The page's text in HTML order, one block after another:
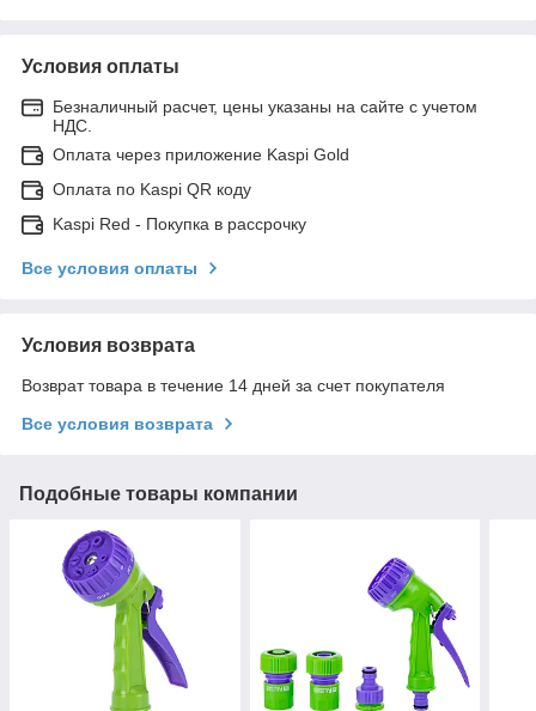
Условия оплаты
Безналичный расчет, цены указаны на сайте с учетом
НДС.
Оплата через приложение Kaspi Gold
Оплата по Kaspi QR коду
Kaspi Red - Покупка в рассрочку
Все условия оплаты
Условия возврата
Возврат товара в течение 14 дней за счет покупателя
Все условия возврата
Подобные товары компании